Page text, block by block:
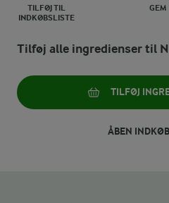
TILFØJ TIL
INDKØBSLISTE
GEM
Tilføj alle ingredienser til
TILFØJ
ÅBEN